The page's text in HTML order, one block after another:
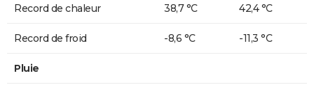
Record de chaleur 38,7 °C 42,4 °C
Record de froid -8,6 °C -11,3 °C
Pluie